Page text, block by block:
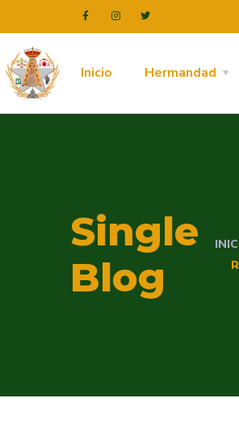
Inicio Hermandad
Single
Blog